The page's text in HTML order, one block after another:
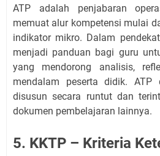
ATP adalah penjabaran
memuat alur kompetensi mulai
indikator mikro. Dalam
menjadi panduan bagi guru
yang mendorong analisis,
mendalam peserta didik.
disusun secara runtut dan
dokumen pembelajaran lainnya.
5. KKTP – Kriteria